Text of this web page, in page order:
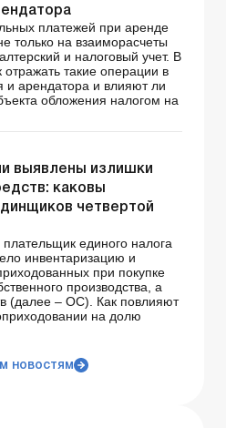
платежей при аренде
только на взаиморасчеты
и налоговый учет. В
отражать такие операции в
и арендатора и влияют ли
обложения налогом на
выявлены излишки
каковы
четвертой
единого налога
инвентаризацию и
при покупке
производства, а
(далее – ОС). Как повлияют
на долю
новостям